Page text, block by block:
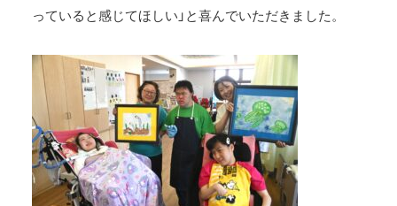
っていると感じてほしい」と喜んでいただきました。